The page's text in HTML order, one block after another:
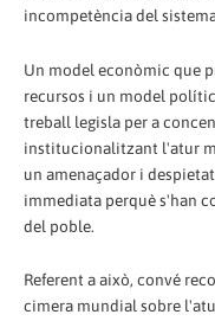
incompetència del
Un model econòmic que
recursos i un model
treball legisla per a
institucionalitzant l'atur
un amenaçador i
immediata perquè s'han
del poble.
Referent a això, convé
cimera mundial sobre